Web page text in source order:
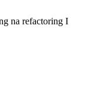
na refactoring I